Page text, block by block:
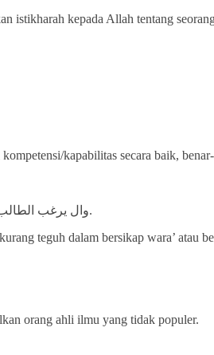
istikharah kepada Allah tentang
kapabilitas secara baik,
’ وال يرغب الطالب يف زايدة العلم مع نقص يف ورع أو دين أو عدم خلق مجيل.
teguh dalam bersikap wara’ atau
orang ahli ilmu yang tidak populer.